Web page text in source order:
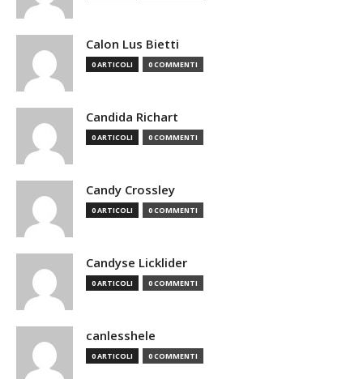
Calon Lus Bietti
0 ARTICOLI 0 COMMENTI
Candida Richart
0 ARTICOLI 0 COMMENTI
Candy Crossley
0 ARTICOLI 0 COMMENTI
Candyse Licklider
0 ARTICOLI 0 COMMENTI
canlesshele
0 ARTICOLI 0 COMMENTI